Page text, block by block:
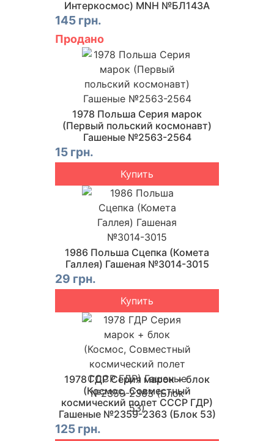
Интеркосмос) MNH №БЛ143A
145 грн.
Продано
1978 Польша Серия марок
(Первый польский космонавт)
Гашеные №2563-2564
15 грн.
Купить
1986 Польша Сцепка (Комета
Галлея) Гашеная №3014-3015
29 грн.
Купить
1978 ГДР Серия марок + блок
(Космос, Совместный
космический полет СССР ГДР)
Гашеные №2359-2363 (Блок 53)
125 грн.